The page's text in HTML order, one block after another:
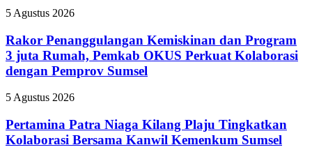
Ikonik
Palembang
Pelatihan
Literasi
Digital
Rakor
Kemiskinan
dan
Program
3
Rumah,
OKUS
Perkuat
5 Agustus 2026
Rakor Penanggulangan Kemiskinan dan Program
3 juta Rumah, Pemkab OKUS Perkuat Kolaborasi
dengan Pemprov Sumsel
Pertamina
Niaga
Kilang
Plaju
5 Agustus 2026
Pertamina Patra Niaga Kilang Plaju Tingkatkan
Kolaborasi Bersama Kanwil Kemenkum Sumsel